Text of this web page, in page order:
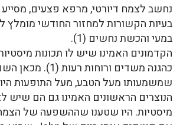
נחשב לצמח דיורטי, מרפא פצעים,
בעיות הקשורות למחזור החודשי מומלץ
במעי והכשת נחשים (1).
הקדמונים האמינו שיש לו תכונות
כהגנה משדים ורוחות
שמשמעותו מעל הטבע, מעל התופעות היום-
הנוצרים הראשונים האמינו גם הם שיש
מיסטיות. היו שטענו שההשפעה של